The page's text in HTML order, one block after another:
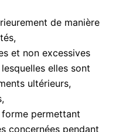
de manière
et non excessives
elles sont
ultérieurs,
forme permettant
concernées pendant